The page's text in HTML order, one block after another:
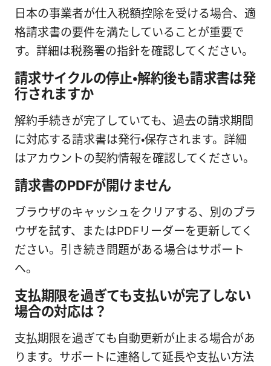
日本の事業者が仕入税額控除を受ける場合、適
格請求書の要件を満たしていることが重要で
す。詳細は税務署の指針を確認してください。
請求サイクルの停止・解約後も請求書は発
行されますか
解約手続きが完了していても、過去の請求期間
に対応する請求書は発行・保存されます。詳細
はアカウントの契約情報を確認してください。
請求書のPDFが開けません
ブラウザのキャッシュをクリアする、別のブラ
ウザを試す、またはPDFリーダーを更新してく
ださい。引き続き問題がある場合はサポート
へ。
支払期限を過ぎても支払いが完了しない
場合の対応は？
支払期限を過ぎても自動更新が止まる場合があ
ります。サポートに連絡して延長や支払い方法